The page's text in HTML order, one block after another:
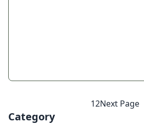
12Next Page
Category